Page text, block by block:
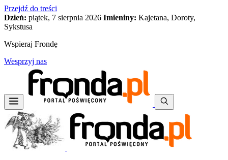
Przejdź do treści
Dzień: piątek, 7 sierpnia 2026 Imieniny: Kajetana, Doroty,
Sykstusa
Wspieraj Frondę
Wesprzyj nas